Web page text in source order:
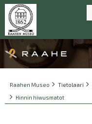
Breadcrumbs
You
are
here:
Raahen Museo Tietolaari
Hinnin hiwusmatot